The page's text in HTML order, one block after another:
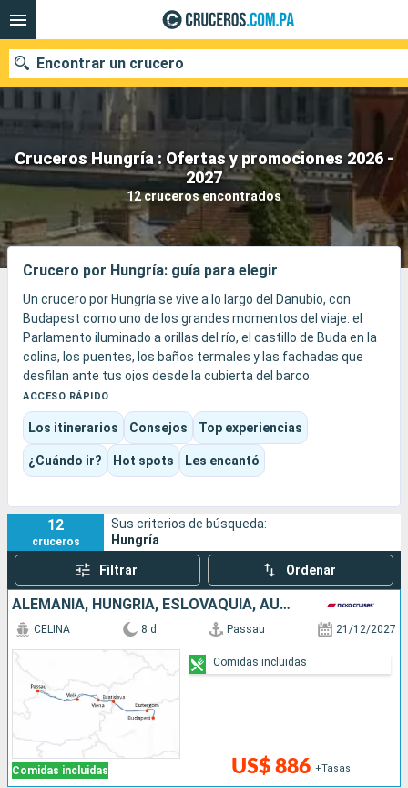
Cruceros Hungría : Ofertas y promociones 2026 -
2027
12 cruceros encontrados
Encontrar un crucero
Nuestros destinos
Fecha de salida
Puertos Compañías
Buscar
Crucero por Hungría: guía para elegir
Un crucero por Hungría se vive a lo largo del Danubio, con
Budapest como uno de los grandes momentos del viaje: el
Parlamento iluminado a orillas del río, el castillo de Buda en la
colina, los puentes, los baños termales y las fachadas que
desfilan ante tus ojos desde la cubierta del barco.
El destino combina patrimonio imperial, cultura de cafés,
mercados, baños, música, vinos y paisajes del meandro del
Danubio. Según el itinerario elegido, la experiencia puede
centrarse en Budapest o ser más completa, con un crucero
fluvial que conecte Viena, Bratislava, Passau, Belgrado o las
ACCESO RÁPIDO
Los itinerarios Consejos Top experiencias
¿Cuándo ir? Hot spots Les encantó
12
cruceros
Sus criterios de búsqueda:
Hungría
Filtrar Ordenar
ALEMANIA, HUNGRÍA, ESLOVAQUIA, AUSTRIA
Comidas incluidas
CELINA 8 d Passau 21/12/2027
US$ 886 +Tasas
Comidas incluidas